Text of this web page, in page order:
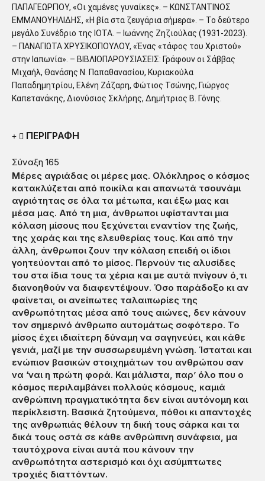
ΠΑΠΑΓΕΩΡΓΙΟΥ, «Οι χαμένες γυναίκες». – ΚΩΝΣΤΑΝΤΙΝΟΣ
ΕΜΜΑΝΟΥΗΛΙΔΗΣ, «Η βία στα ζευγάρια σήμερα». – Το δεύτερο
μεγάλο Συνέδριο της ΙΟΤΑ. – Ιωάννης Ζηζιούλας (1931-2023).
– ΠΑΝΑΓΙΩΤΑ ΧΡΥΣΙΚΟΠΟΥΛΟΥ, «Ένας «τάφος του Χριστού»
στην Ιαπωνία». – ΒΙΒΛΙΟΠΑΡΟΥΣΙΑΣΕΙΣ: Γράφουν οι Σάββας
Μιχαήλ, Θανάσης Ν. Παπαθανασίου, Κυριακούλα
Παπαδημητρίου, Ελένη Ζάζαρη, Φώτιος Τσώνης, Γιώργος
Καπετανάκης, Διονύσιος Σκλήρης, Δημήτριος Β. Γόνης.
ΠΕΡΙΓΡΑΦΗ
Σύναξη 165
Μέρες αγριάδας οι μέρες μας. Ολόκληρος ο κόσμος
κατακλύζεται από ποικίλα και απανωτά τσουνάμι
αγριότητας σε όλα τα μέτωπα, και έξω μας και
μέσα μας. Από τη μια, άνθρωποι υφίστανται μια
κόλαση μίσους που ξεχύνεται εναντίον της ζωής,
της χαράς και της ελευθερίας τους. Και από την
άλλη, άνθρωποι ζουν την κόλαση επειδή οι ίδιοι
γοητεύονται από το μίσος. Περνούν τις αλυσίδες
του στα ίδια τους τα χέρια και με αυτά πνίγουν ό,τι
διανοηθούν να διαφεντέψουν. Όσο παράδοξο κι αν
φαίνεται, οι ανείπωτες ταλαιπωρίες της
ανθρωπότητας μέσα από τους αιώνες, δεν κάνουν
τον σημερινό άνθρωπο αυτομάτως σοφότερο. Το
μίσος έχει ιδιαίτερη δύναμη να σαγηνεύει, και κάθε
γενιά, μαζί με την συσσωρευμένη γνώση. Ίσταται και
ενώπιον βασικών στοιχημάτων του ανθρώπου σαν
να ‘ναι η πρώτη φορά. Και μάλιστα, παρ’ όλο που ο
κόσμος περιλαμβάνει πολλούς κόσμους, καμιά
ανθρώπινη πραγματικότητα δεν είναι αυτόνομη και
περίκλειστη. Βασικά ζητούμενα, πόθοι κι απαντοχές
της ανθρωπιάς θέλουν τη δική τους σάρκα και τα
δικά τους οστά σε κάθε ανθρώπινη συνάφεια, μα
ταυτόχρονα είναι αυτά που κάνουν την
ανθρωπότητα αστερισμό και όχι ασύμπτωτες
τροχιές διαττόντων.